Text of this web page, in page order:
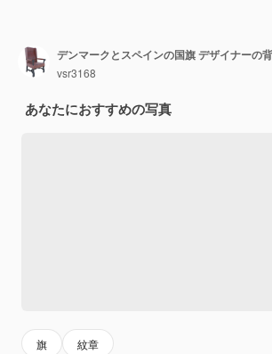
デンマークとスペインの国旗 デザイナーの
vsr3168
あなたにおすすめの写真
旗 紋章